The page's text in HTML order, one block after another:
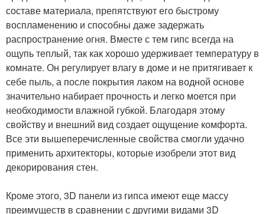
составе материала, препятствуют его быстрому
воспламенению и способны даже задержать
распространение огня. Вместе с тем гипс всегда на
ощупь теплый, так как хорошо удерживает температуру в
комнате. Он регулирует влагу в доме и не притягивает к
себе пыль, а после покрытия лаком на водной основе
значительно набирает прочность и легко моется при
необходимости влажной губкой. Благодаря этому
свойству и внешний вид создает ощущение комфорта.
Все эти вышеперечисленные свойства смогли удачно
применить архитекторы, которые изобрели этот вид
декорирования стен.
Кроме этого, 3D панели из гипса имеют еще массу
преимуществ в сравнении с другими видами 3D